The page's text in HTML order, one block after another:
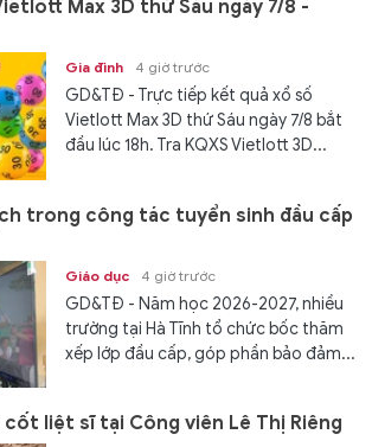
Max 3D thứ Sáu ngày 7/8 -
Gia đình 4 giờ trước
GD&TĐ - Trực tiếp kết quả xổ số
Vietlott Max 3D thứ Sáu ngày 7/8 bắt
đầu lúc 18h. Tra KQXS Vietlott 3D...
trong công tác tuyển sinh đầu cấp
Giáo dục 4 giờ trước
GD&TĐ - Năm học 2026-2027, nhiều
trường tại Hà Tĩnh tổ chức bốc thăm
xếp lớp đầu cấp, góp phần bảo đảm...
cốt liệt sĩ tại Công viên Lê Thị Riêng